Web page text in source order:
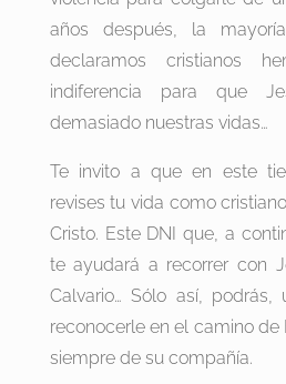
años después, la
declaramos cristianos
indiferencia para que
demasiado nuestras vidas…
Te invito a que en este
revises tu vida como
Cristo. Este DNI que, a
te ayudará a recorrer con
Calvario… Sólo así, podrás,
reconocerle en el camino de
siempre de su compañía.